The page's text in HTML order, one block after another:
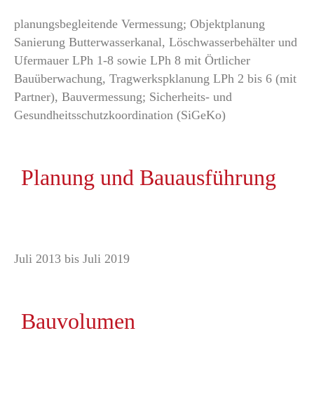
planungsbegleitende Vermessung; Objektplanung
Sanierung Butterwasserkanal, Löschwasserbehälter und
Ufermauer LPh 1-8 sowie LPh 8 mit Örtlicher
Bauüberwachung, Tragwerkspklanung LPh 2 bis 6 (mit
Partner), Bauvermessung; Sicherheits- und
Gesundheitsschutzkoordination (SiGeKo)
Planung und Bauausführung
Juli 2013 bis Juli 2019
Bauvolumen